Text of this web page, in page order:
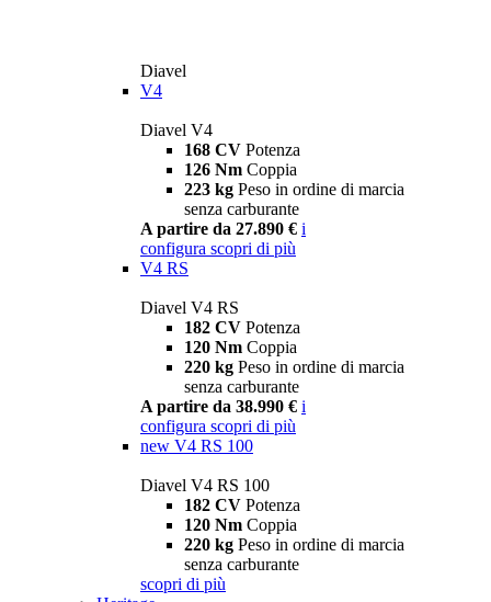
Diavel
V4
Diavel V4
168 CV Potenza
126 Nm Coppia
223 kg Peso in ordine di marcia
senza carburante
A partire da 27.890 € i
configura scopri di più
V4 RS
Diavel V4 RS
182 CV Potenza
120 Nm Coppia
220 kg Peso in ordine di marcia
senza carburante
A partire da 38.990 € i
configura scopri di più
new V4 RS 100
Diavel V4 RS 100
182 CV Potenza
120 Nm Coppia
220 kg Peso in ordine di marcia
senza carburante
scopri di più